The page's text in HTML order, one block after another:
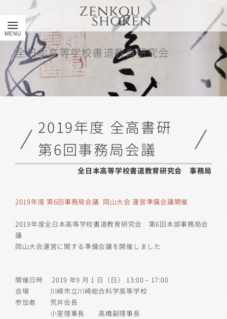
全日本高等学校書道教育研究会
2019年度 全高書研
第6回事務局会議
全日本高等学校書道教育研究会 事務局
2019年度 第6回事務局会議 岡山大会 運営準備会議開催
2019年度全日本高等学校書道教育研究会 第6回本部事務局会
議
岡山大会運営に関する準備会議を開催しました
開催日時 2019 年9 月 1 日（日）
13:00 – 17:00
会場 川崎市立川崎総合科学高等学校
参加者 荒井会長
小室理事長 高橋副理事長